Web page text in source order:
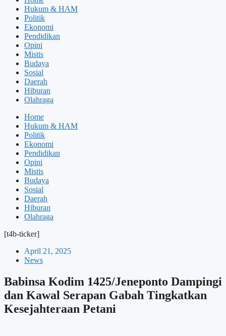
Hukum & HAM
Politik
Ekonomi
Pendidikan
Opini
Mistis
Budaya
Sosial
Daerah
Hiburan
Olahraga
Home
Hukum & HAM
Politik
Ekonomi
Pendidikan
Opini
Mistis
Budaya
Sosial
Daerah
Hiburan
Olahraga
[t4b-ticker]
April 21, 2025
News
Babinsa Kodim 1425/Jeneponto Dampingi
dan Kawal Serapan Gabah Tingkatkan
Kesejahteraan Petani